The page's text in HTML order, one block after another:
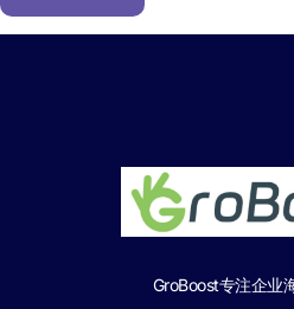
GroBoost专注企业